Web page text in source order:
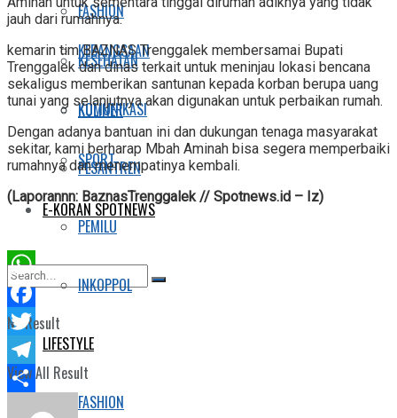
FASHION
KESEHATAN
KULINER
SPORT
E-KORAN SPOTNEWS
No Result
View All Result
KEBANGSAAN
KOMUNIKASI
PESANTREN
PEMILU
INKOPPOL
LIFESTYLE
FASHION
jauh dari rumahnya.
kemarin tim BAZNAS Trenggalek membersamai Bupati
Trenggalek dan dinas terkait untuk meninjau lokasi bencana
sekaligus memberikan santunan kepada korban berupa uang
tunai yang selanjutnya akan digunakan untuk perbaikan rumah.
Dengan adanya bantuan ini dan dukungan tenaga masyarakat
sekitar, kami berharap Mbah Aminah bisa segera memperbaiki
rumahnya dan menempatinya kembali.
(Laporannn: BaznasTrenggalek // Spotnews.id – Iz)
WhatsApp
Facebook
Twitter
Telegram
Share